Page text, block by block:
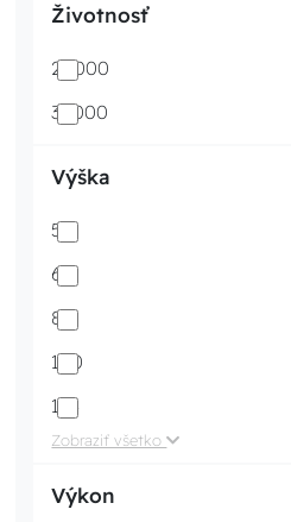
Životnosť
20000
30000
Výška
58
62
85
100
114
Zobraziť všetko
Výkon